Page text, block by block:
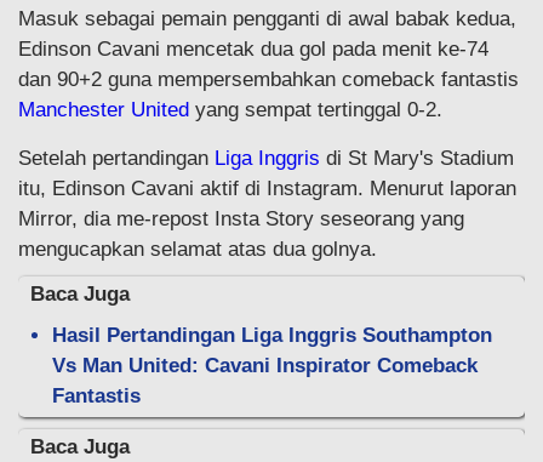
Masuk sebagai pemain pengganti di awal babak kedua,
Edinson Cavani mencetak dua gol pada menit ke-74
dan 90+2 guna mempersembahkan comeback fantastis
Manchester United yang sempat tertinggal 0-2.
Setelah pertandingan Liga Inggris di St Mary's Stadium
itu, Edinson Cavani aktif di Instagram. Menurut laporan
Mirror, dia me-repost Insta Story seseorang yang
mengucapkan selamat atas dua golnya.
Baca Juga
Hasil Pertandingan Liga Inggris Southampton
Vs Man United: Cavani Inspirator Comeback
Fantastis
Baca Juga